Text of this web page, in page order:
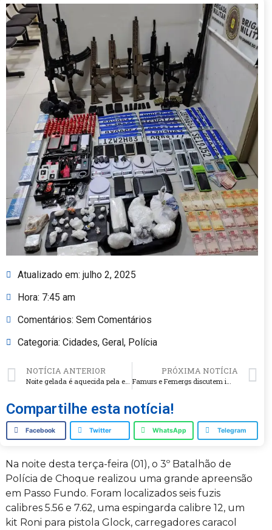
Atualizado em: julho 2, 2025
Hora: 7:45 am
Comentários: Sem Comentários
Categoria: Cidades, Geral, Polícia
NOTÍCIA ANTERIOR
Noite gelada é aquecida pela energia do cooperativismo
PRÓXIMA NOTÍCIA
Famurs e Femergs discutem impasses com o IPE e alternativas para garantir atendimento aos servidores municipais
Compartilhe esta notícia!
Facebook Twitter WhatsApp Telegram
Na noite desta terça-feira (01), o 3º Batalhão de
Polícia de Choque realizou uma grande apreensão
em Passo Fundo. Foram localizados seis fuzis
calibres 5.56 e 7.62, uma espingarda calibre 12, um
kit Roni para pistola Glock, carregadores caracol